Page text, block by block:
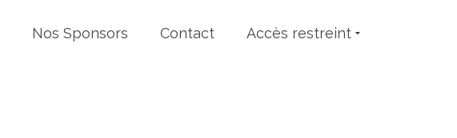
Nos Sponsors Contact Accès restreint